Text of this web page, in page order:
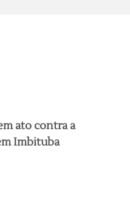
ato contra a
Imbituba